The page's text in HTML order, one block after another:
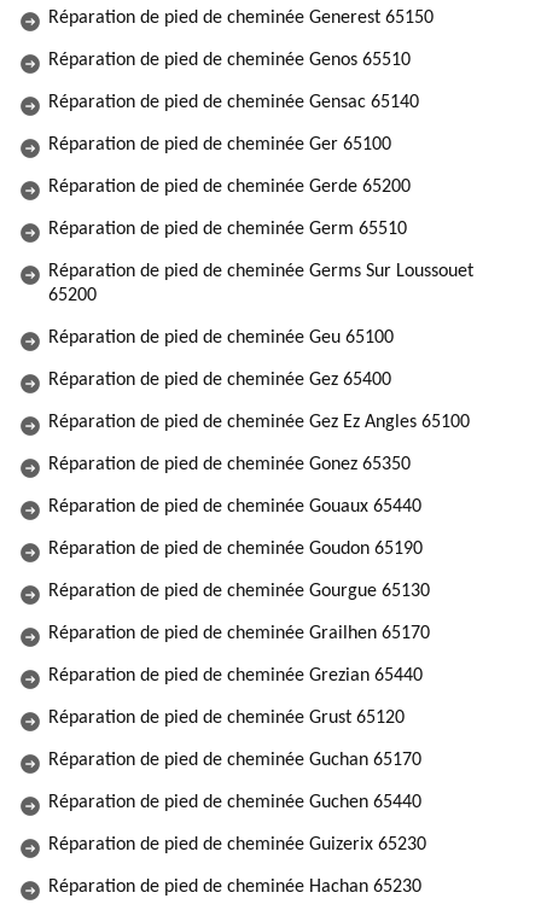
Réparation de pied de cheminée Generest 65150
Réparation de pied de cheminée Genos 65510
Réparation de pied de cheminée Gensac 65140
Réparation de pied de cheminée Ger 65100
Réparation de pied de cheminée Gerde 65200
Réparation de pied de cheminée Germ 65510
Réparation de pied de cheminée Germs Sur Loussouet
65200
Réparation de pied de cheminée Geu 65100
Réparation de pied de cheminée Gez 65400
Réparation de pied de cheminée Gez Ez Angles 65100
Réparation de pied de cheminée Gonez 65350
Réparation de pied de cheminée Gouaux 65440
Réparation de pied de cheminée Goudon 65190
Réparation de pied de cheminée Gourgue 65130
Réparation de pied de cheminée Grailhen 65170
Réparation de pied de cheminée Grezian 65440
Réparation de pied de cheminée Grust 65120
Réparation de pied de cheminée Guchan 65170
Réparation de pied de cheminée Guchen 65440
Réparation de pied de cheminée Guizerix 65230
Réparation de pied de cheminée Hachan 65230